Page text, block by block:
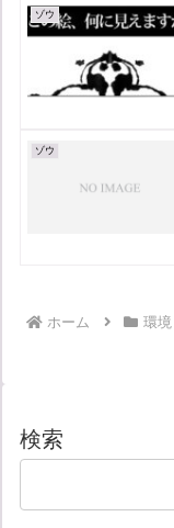
ゾウ
ゾウ
ホーム 環境
検索